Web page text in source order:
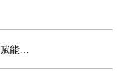
福建南平客户白酒糟烘干生产线顺利投产 郑州九天设备赋能资源循环